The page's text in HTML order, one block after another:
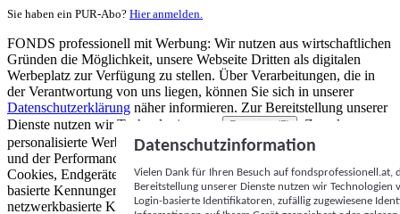
Sie haben ein PUR-Abo? Hier anmelden.
FONDS professionell mit Werbung: Wir nutzen aus wirtschaftlichen
Gründen die Möglichkeit, unsere Webseite Dritten als digitalen
Werbeplatz zur Verfügung zu stellen. Über Verarbeitungen, die in
der Verantwortung von uns liegen, können Sie sich in unserer
Datenschutzerklärung näher informieren. Zur Bereitstellung unserer
Dienste nutzen wir Technologien von
Partnern (5)
. Zwecke:
personalisierte Werbung und Inhalte, Messung von Werbeleistung
und der Performance von Inhalten sowie Zielgruppenforschung.
Cookies, Endgeräte- oder ähnliche Online-Kennungen (z. B. login-
basierte Kennungen, zufällig generierte Kennungen,
netzwerkbasierte Kennungen) können zusammen mit anderen
Datenschutzinformation
Vielen Dank für Ihren Besuch auf
Bereitstellung unserer Dienste nutzen wir Technologien
Login-basierte Identifikatoren, zufällig zugewiesene